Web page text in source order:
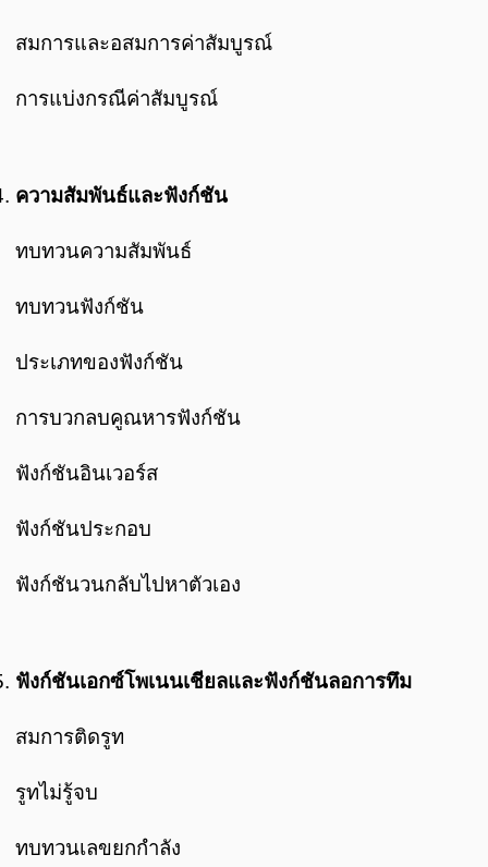
สมการและอสมการค่าสัมบูรณ์
การแบ่งกรณีค่าสัมบูรณ์
ความสัมพันธ์และฟังก์ชัน
ทบทวนความสัมพันธ์
ทบทวนฟังก์ชัน
ประเภทของฟังก์ชัน
การบวกลบคูณหารฟังก์ชัน
ฟังก์ชันอินเวอร์ส
ฟังก์ชันประกอบ
ฟังก์ชันวนกลับไปหาตัวเอง
ฟังก์ชันเอกซ์โพเนนเชียลและฟังก์ชันลอการทึม
สมการติดรูท
รูทไม่รู้จบ
ทบทวนเลขยกกำลัง